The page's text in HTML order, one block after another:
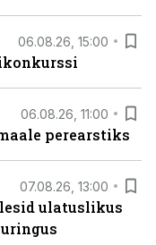
06.08.26, 15:00
06.08.26, 11:00
perearstiks
07.08.26, 13:00
ulatuslikus